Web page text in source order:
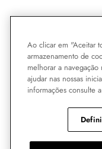
Ao clicar em "Aceitar
armazenamento de
melhorar a
ajudar nas nossas
informações consulte